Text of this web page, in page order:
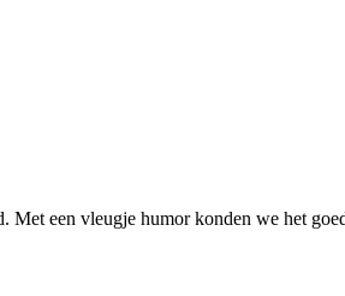
Met een vleugje humor konden we het